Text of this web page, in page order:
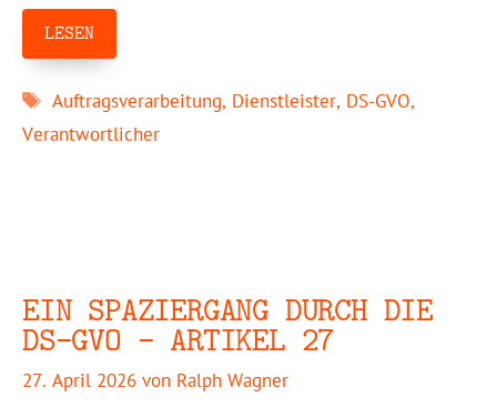
LESEN
Schlagwörter
Auftragsverarbeitung, Dienstleister, DS-GVO,
Verantwortlicher
EIN SPAZIERGANG DURCH DIE
DS-GVO – ARTIKEL 27
27. April 2026 von Ralph Wagner